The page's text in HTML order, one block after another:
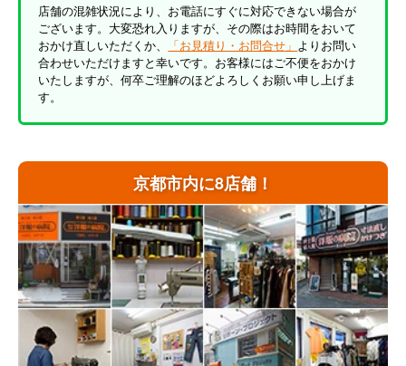
京都市内に8店舗！
店舗の混雑状況により、お電話にすぐに対応できない場合が
ございます。大変恐れ入りますが、その際はお時間をおいて
おかけ直しいただくか、
「お見積り・お問合せ」 よりお問い
合わせいただけますと幸いです。お客様にはご不便をおかけ
いたしますが、何卒ご理解のほどよろしくお願い申し上げま
す。